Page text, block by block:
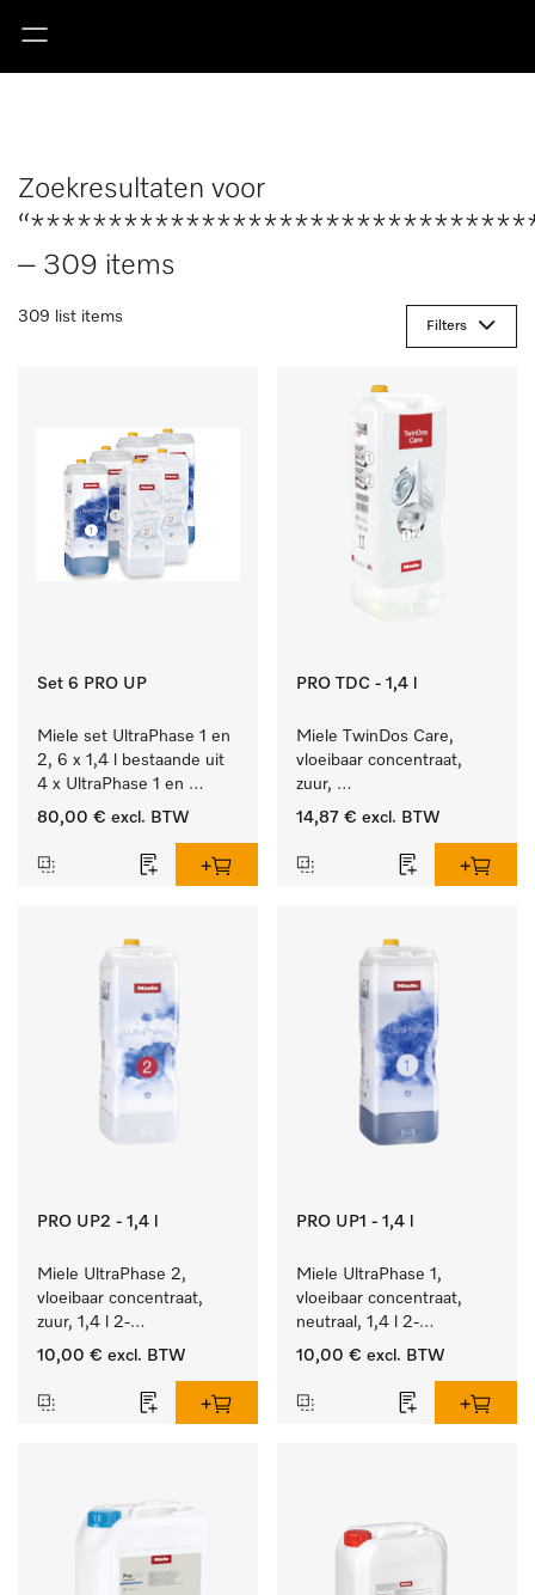
Zoekresultaten voor
– 309 items
309 list items
Filters
Set 6 PRO UP
Miele set UltraPhase 1 en
2, 6 x 1,4 l bestaande uit
4 x UltraPhase 1 en
2 x UltraPhase 2.
80,00 € excl. BTW
PRO TDC - 1,4 l
Miele TwinDos Care,
vloeibaar concentraat,
zuur,
1,4 l Reinigingsmiddel
doseersysteem.
14,87 € excl. BTW
PRO UP2 - 1,4 l
Miele UltraPhase 2,
vloeibaar concentraat,
zuur, 1,4 l 2-
componentenwasmiddel
wasgoed.
10,00 € excl. BTW
PRO UP1 - 1,4 l
Miele UltraPhase 1,
vloeibaar concentraat,
neutraal, 1,4 l 2-
componentenwasmiddel
wasgoed.
10,00 € excl. BTW